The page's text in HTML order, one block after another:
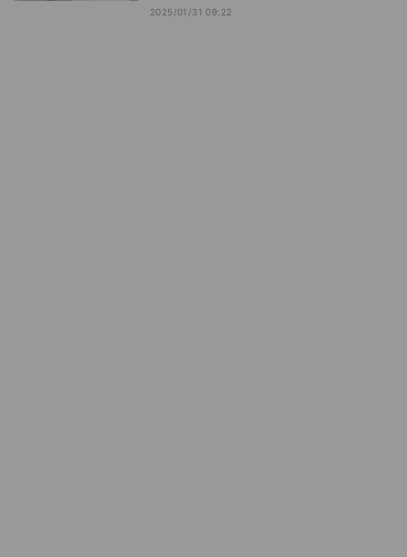
2025/01/31 09:22